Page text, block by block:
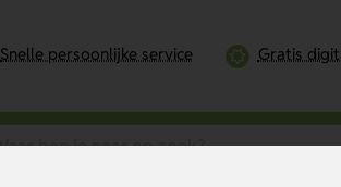
Snelle persoonlijke service Gratis